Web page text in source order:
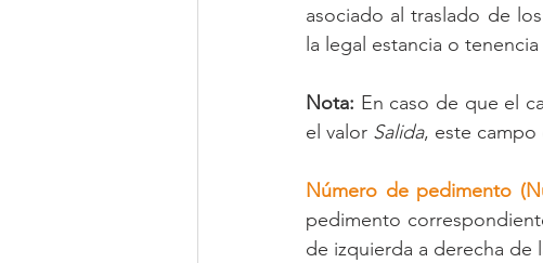
asociado al traslado de
la legal estancia o
Nota: En caso de que el
el valor Salida, este campo
Número de pedimento
pedimento
de izquierda a derecha de